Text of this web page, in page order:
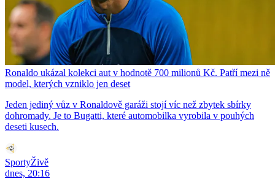
Ronaldo ukázal kolekci aut v hodnotě 700 milionů Kč. Patří mezi ně
model, kterých vzniklo jen deset
Jeden jediný vůz v Ronaldově garáži stojí víc než zbytek sbírky
dohromady. Je to Bugatti, které automobilka vyrobila v pouhých
deseti kusech.
SportyŽivě
dnes, 20:16